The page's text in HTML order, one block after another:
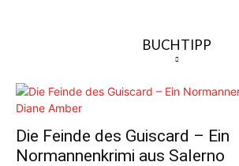
BUCHTIPP
Die Feinde des Guiscard – Ein
Normannenkrimi aus Salerno